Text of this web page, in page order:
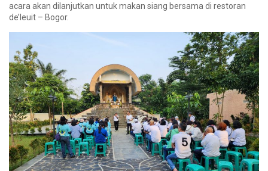
acara akan dilanjutkan untuk makan siang bersama di restoran
de’leuit – Bogor.